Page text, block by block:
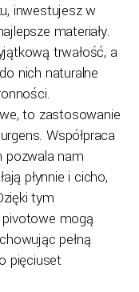
inwestujesz w
materiały.
trwałość, a
nich naturalne
to zastosowanie
Współpraca
nam
płynnie i cicho,
tym
mogą
pełną
pięciuset